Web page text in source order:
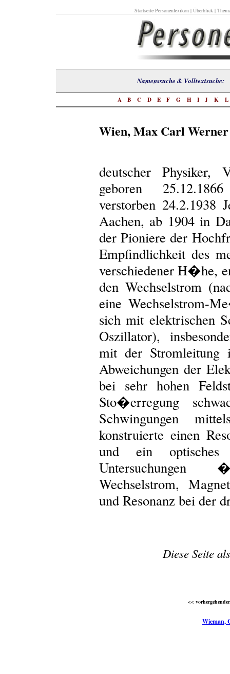
Startseite Personenlexikon| Überblick|
Namenssuche &
A B C D E F G H I J K L
Wien, Max Carl Werner
deutscher
geboren
verstorben 24.2.1938
Aachen, ab 1904 in
der Pioniere der
Empfindlichkeit des
verschiedener H�he,
den Wechselstrom
eine Wechselstrom-
sich mit elektrischen
Oszillator),
mit der Stromleitung
Abweichungen der
bei sehr hohen
Sto�erregung
Schwingungen
konstruierte einen
und ein
Wechselstrom,
und Resonanz bei der
Diese Seite
<<
Wieman,